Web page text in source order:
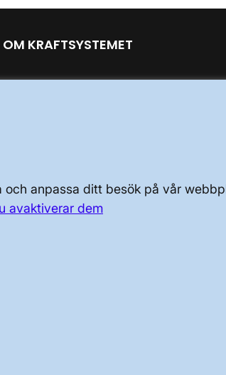
anpassa ditt besök på vår
avaktiverar dem
OM KRAFTSYSTEMET
OM OSS